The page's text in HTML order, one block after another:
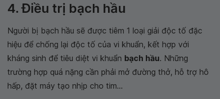
4. Điều trị bạch hầu
Người bị bạch hầu sẽ được tiêm 1 loại giải độc tố đặc
hiệu để chống lại độc tố của vi khuẩn, kết hợp với
kháng sinh để tiêu diệt vi khuẩn bạch hầu. Những
trường hợp quá nặng cần phải mở đường thở, hỗ trợ hô
hấp, đặt máy tạo nhịp cho tim...